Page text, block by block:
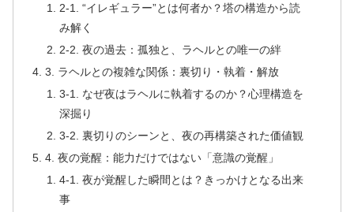
2-1. “イレギュラー”とは何者か？塔の構造から読
み解く
2-2. 夜の過去：孤独と、ラヘルとの唯一の絆
3. ラヘルとの複雑な関係：裏切り・執着・解放
3-1. なぜ夜はラヘルに執着するのか？心理構造を
深掘り
3-2. 裏切りのシーンと、夜の再構築された価値観
4. 夜の覚醒：能力だけではない「意識の覚醒」
4-1. 夜が覚醒した瞬間とは？きっかけとなる出来
事